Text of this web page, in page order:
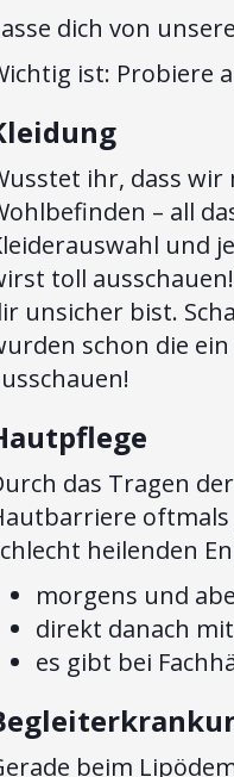
dich von
ist: Probiere
ihr, dass
– all
und
toll
unsicher bist.
schon die
das Tragen
heilenden
morgens und
direkt danach
es gibt bei
beim